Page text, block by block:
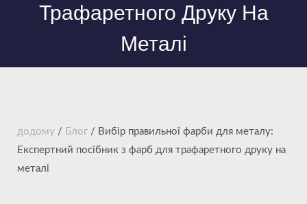
Трафаретного Друку На
Металі
додому / Блог / Вибір правильної фарби для металу:
Експертний посібник з фарб для трафаретного друку на
металі